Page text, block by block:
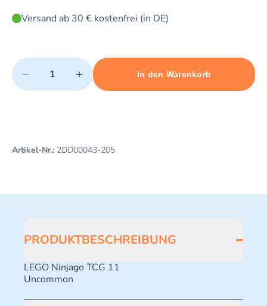
Versand ab 30 € kostenfrei (in DE)
Quantity
− +
Minimum quantity: 1 Maximum quantity: 498
In den Warenkorb
Add 1 item to cart
Artikel-Nr.: 2DD00043-205
PRODUKTBESCHREIBUNG
LEGO Ninjago TCG 11
Uncommon